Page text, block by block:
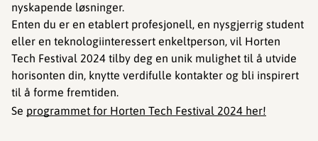
nyskapende løsninger.
Enten du er en etablert profesjonell, en nysgjerrig student
eller en teknologiinteressert enkeltperson, vil Horten
Tech Festival 2024 tilby deg en unik mulighet til å utvide
horisonten din, knytte verdifulle kontakter og bli inspirert
til å forme fremtiden.
Se programmet for Horten Tech Festival 2024 her!